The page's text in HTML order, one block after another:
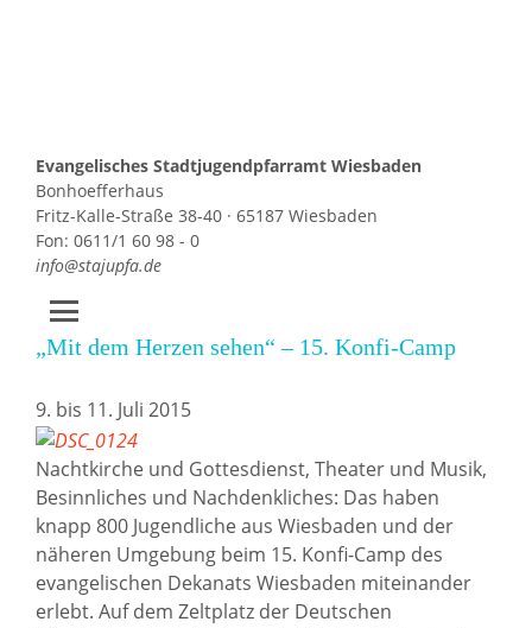
Evangelisches Stadtjugendpfarramt Wiesbaden
Bonhoefferhaus
Fritz-Kalle-Straße 38-40 · 65187 Wiesbaden
Fon: 0611/1 60 98 - 0
info@stajupfa.de
Zum
springen
„Mit dem Herzen sehen“ – 15. Konfi-Camp
9. bis 11. Juli 2015
Nachtkirche und Gottesdienst, Theater und Musik,
Besinnliches und Nachdenkliches: Das haben
knapp 800 Jugendliche aus Wiesbaden und der
näheren Umgebung beim 15. Konfi-Camp des
evangelischen Dekanats Wiesbaden miteinander
erlebt. Auf dem Zeltplatz der Deutschen